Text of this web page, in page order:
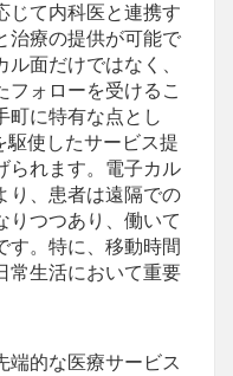
じて内科医と連携す
治療の提供が可能で
面だけではなく、
フォローを受けるこ
町に特有な点とし
駆使したサービス提
られます。電子カル
り、患者は遠隔での
りつつあり、働いて
す。特に、移動時間
常生活において重要
端的な医療サービス